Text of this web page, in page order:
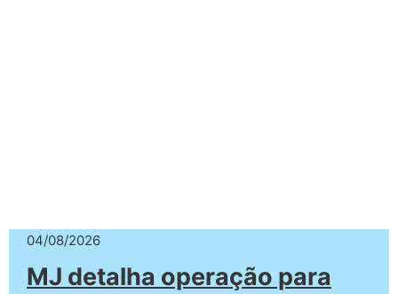
04/08/2026
MJ detalha operação para